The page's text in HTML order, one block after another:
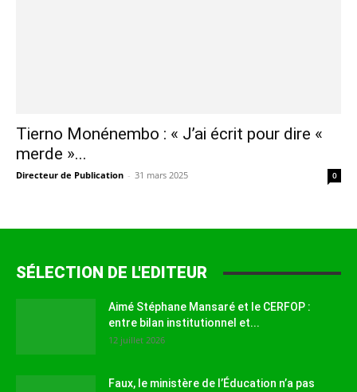
Tierno Monénembo : « J’ai écrit pour dire «
merde »...
Directeur de Publication - 31 mars 2025 0
SÉLECTION DE L'EDITEUR
Aimé Stéphane Mansaré et le CERFOP :
entre bilan institutionnel et...
12 juillet 2026
Faux, le ministère de l’Éducation n’a pas